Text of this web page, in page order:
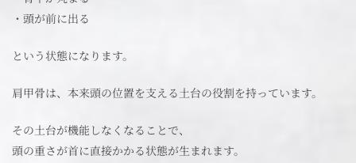
・頭が前に出る
という状態になります。
肩甲骨は、本来頭の位置を支える土台の役割を持っています。
その土台が機能しなくなることで、
頭の重さが首に直接かかる状態が生まれます。